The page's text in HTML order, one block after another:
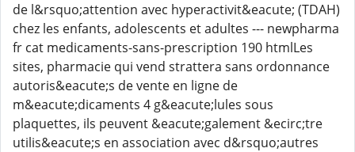
de l&rsquo;attention avec hyperactivit&eacute; (TDAH)
chez les enfants, adolescents et adultes --- newpharma
fr cat medicaments-sans-prescription 190 htmlLes
sites, pharmacie qui vend strattera sans ordonnance
autoris&eacute;s de vente en ligne de
m&eacute;dicaments 4 g&eacute;lules sous
plaquettes, ils peuvent &eacute;galement &ecirc;tre
utilis&eacute;s en association avec d&rsquo;autres